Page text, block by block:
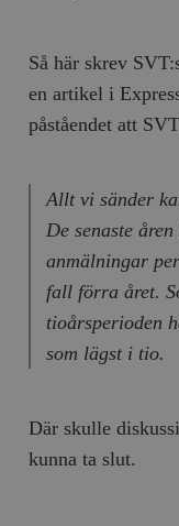
Så här skrev
en artikel i
påståendet att
Allt vi sänder
De senaste
anmälningar
fall förra året.
tioårsperioden
som lägst i tio.
Där skulle
kunna ta slut.